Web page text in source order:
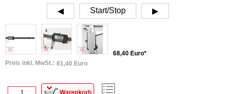
◀ Start/Stop ▶
68,40 Euro*
Preis inkl. MwSt.: 81,40 Euro